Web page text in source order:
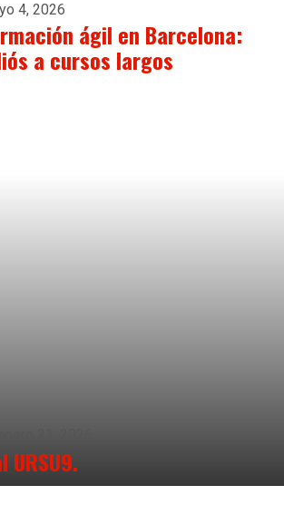
4, 2026
ágil en Barcelona:
a cursos largos